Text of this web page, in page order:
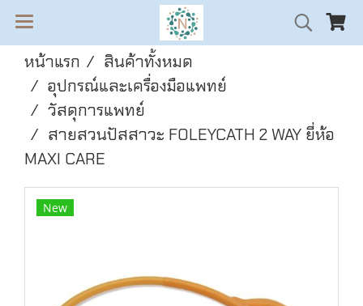
หน้าแรก
สินค้าทั้งหมด
อุปกรณ์และเครื่องมือแพทย์
วัสดุการแพทย์
สายสวนปัสสาวะ FOLEYCATH 2 WAY ยี่ห้อ
MAXI CARE
New